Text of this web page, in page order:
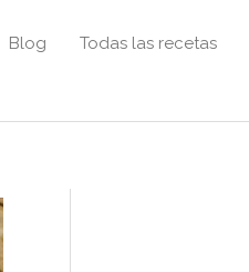
Blog Todas las recetas